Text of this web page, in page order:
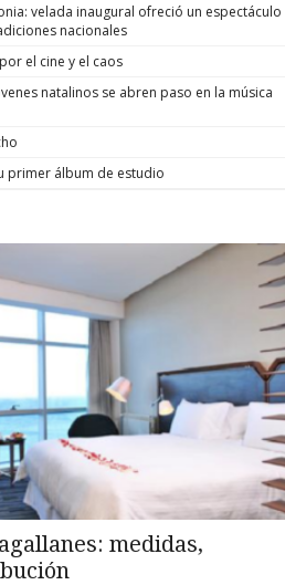
velada inaugural ofreció un espectáculo
nacionales
el cine y el caos
natalinos se abren paso en la música
primer álbum de estudio
medidas,